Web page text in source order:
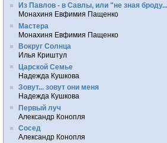
Из Павлов - в Савлы, или "не зная
Монахиня Евфимия Пащенко
Мастера
Монахиня Евфимия Пащенко
Вокруг Солнца
Илья Криштул
Царской Семье
Надежда Кушкова
Зовут... зовут они меня
Надежда Кушкова
Первый луч
Александр Конопля
Сосед
Александр Конопля